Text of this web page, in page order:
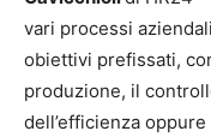
vari processi
obiettivi prefissati,
produzione, il
dell’efficienza